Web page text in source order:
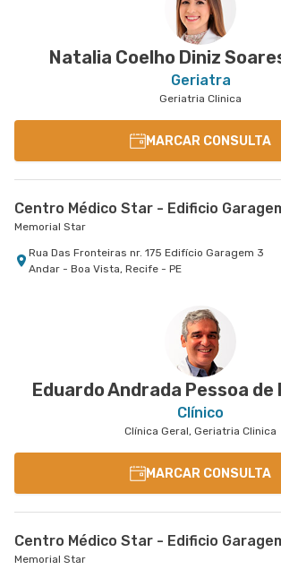
Natalia Coelho Diniz
Geriatra
Geriatria Clinica
MARCAR CONSULTA
Centro Médico Star - Edificio
Memorial Star
Rua Das Fronteiras nr. 175 Edifício Garagem 3
Andar - Boa Vista, Recife - PE
Eduardo Andrada Pessoa de
Clínico
Clínica Geral, Geriatria Clinica
MARCAR CONSULTA
Centro Médico Star - Edificio
Memorial Star